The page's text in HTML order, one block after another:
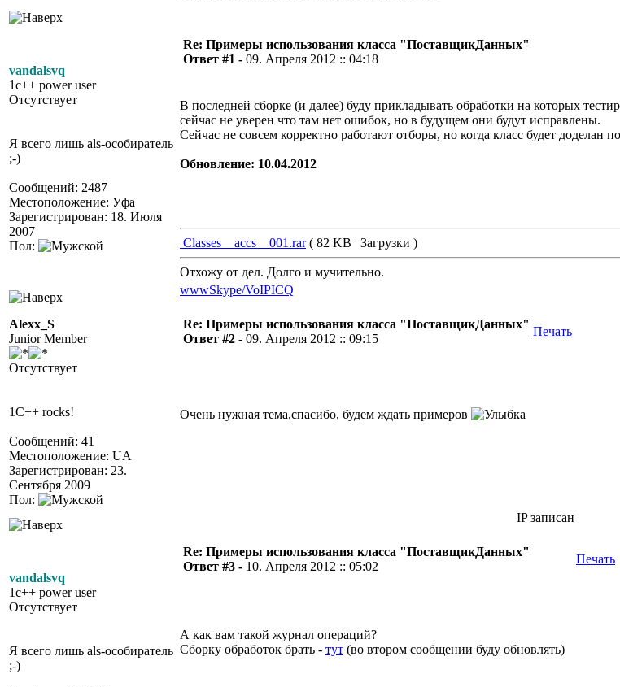
vandalsvq
1c++ power user
Отсутствует
Я всего лишь als-особиратель
;-)
Сообщений: 2487
Местоположение: Уфа
Зарегистрирован: 18. Июля
2007
Пол:
Re: Примеры использования класса "ПоставщикДанных"
Ответ #1 - 09. Апреля 2012 :: 04:18
В последней сборке (и далее) буду прикладывать обработки на которых
сейчас не уверен что там нет ошибок, но в будущем они будут исправлены.
Сейчас не совсем корректно работают отборы, но когда класс будет доделан
Обновление: 10.04.2012
Classes__accs__001.rar( 82 KB | Загрузки )
Отхожу от дел. Долго и мучительно.
wwwSkype/VoIPICQ
Alexx_S
Junior Member
Отсутствует
1C++ rocks!
Сообщений: 41
Местоположение: UA
Зарегистрирован: 23.
Сентября 2009
Пол:
Re: Примеры использования класса "ПоставщикДанных"
Ответ #2 - 09. Апреля 2012 :: 09:15
Печать
Очень нужная тема,спасибо, будем ждать примеров
IP записан
vandalsvq
1c++ power user
Отсутствует
Я всего лишь als-особиратель
;-)
Re: Примеры использования класса "ПоставщикДанных"
Ответ #3 - 10. Апреля 2012 :: 05:02
Печать
А как вам такой журнал операций?
Сборку обработок брать - тут (во втором сообщении буду обновлять)